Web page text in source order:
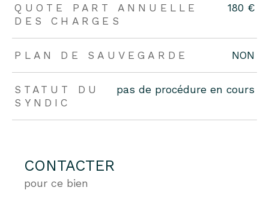
QUOTE PART ANNUELLE
DES CHARGES
180 €
PLAN DE SAUVEGARDE NON
STATUT DU
SYNDIC
pas de procédure en cours
CONTACTER
pour ce bien